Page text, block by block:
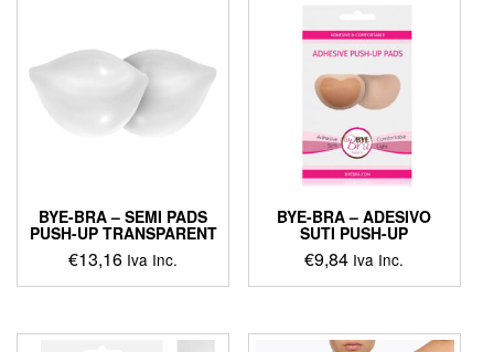
The
options
may
be
product
page
BYE-BRA – SEMI PADS
PUSH-UP TRANSPARENT
€13,16 Iva Inc.
BYE-BRA – ADESIVO
SUTI PUSH-UP
€9,84 Iva Inc.